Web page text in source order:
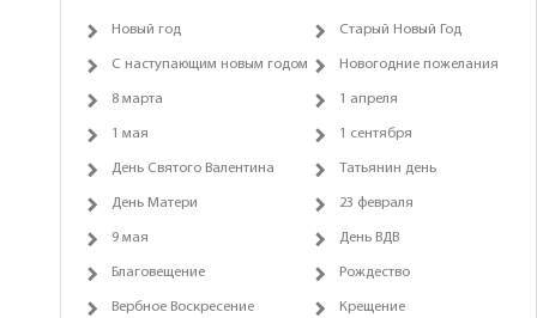
Новый год Старый Новый Год
С наступающим новым годом Новогодние пожелания
8 марта 1 апреля
1 мая 1 сентября
День Святого Валентина Татьянин день
День Матери 23 февраля
9 мая День ВДВ
Благовещение Рождество
Вербное Воскресение Крещение